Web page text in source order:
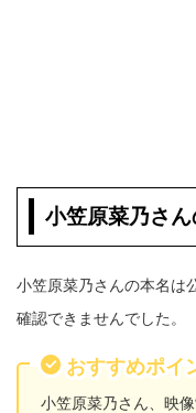
小笠原菜乃さん
小笠原菜乃さんの本名は
確認できませんでした。
おすすめポイ
小笠原菜乃さん、映